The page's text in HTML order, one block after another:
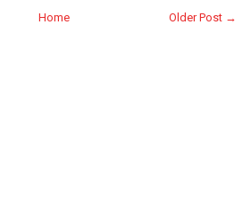
Older Post →
Home